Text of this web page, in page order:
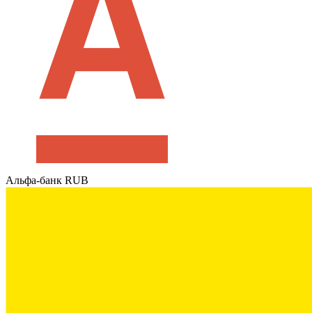
Альфа-банк RUB